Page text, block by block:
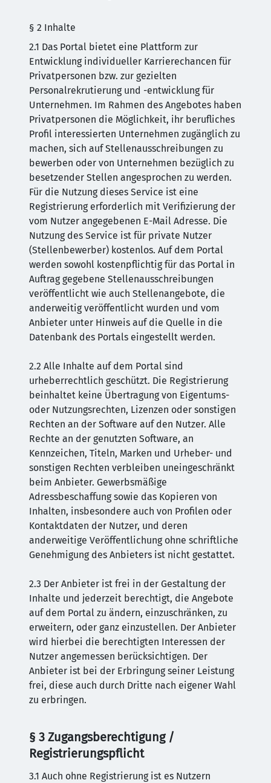
§ 2 Inhalte
2.1 Das Portal bietet eine Plattform zur
Entwicklung individueller Karrierechancen für
Privatpersonen bzw. zur gezielten
Personalrekrutierung und -entwicklung für
Unternehmen. Im Rahmen des Angebotes haben
Privatpersonen die Möglichkeit, ihr berufliches
Profil interessierten Unternehmen zugänglich zu
machen, sich auf Stellenausschreibungen zu
bewerben oder von Unternehmen bezüglich zu
besetzender Stellen angesprochen zu werden.
Für die Nutzung dieses Service ist eine
Registrierung erforderlich mit Verifizierung der
vom Nutzer angegebenen E-Mail Adresse. Die
Nutzung des Service ist für private Nutzer
(Stellenbewerber) kostenlos. Auf dem Portal
werden sowohl kostenpflichtig für das Portal in
Auftrag gegebene Stellenausschreibungen
veröffentlicht wie auch Stellenangebote, die
anderweitig veröffentlicht wurden und vom
Anbieter unter Hinweis auf die Quelle in die
Datenbank des Portals eingestellt werden.
2.2 Alle Inhalte auf dem Portal sind
urheberrechtlich geschützt. Die Registrierung
beinhaltet keine Übertragung von Eigentums-
oder Nutzungsrechten, Lizenzen oder sonstigen
Rechten an der Software auf den Nutzer. Alle
Rechte an der genutzten Software, an
Kennzeichen, Titeln, Marken und Urheber- und
sonstigen Rechten verbleiben uneingeschränkt
beim Anbieter. Gewerbsmäßige
Adressbeschaffung sowie das Kopieren von
Inhalten, insbesondere auch von Profilen oder
Kontaktdaten der Nutzer, und deren
anderweitige Veröffentlichung ohne schriftliche
Genehmigung des Anbieters ist nicht gestattet.
2.3 Der Anbieter ist frei in der Gestaltung der
Inhalte und jederzeit berechtigt, die Angebote
auf dem Portal zu ändern, einzuschränken, zu
erweitern, oder ganz einzustellen. Der Anbieter
wird hierbei die berechtigten Interessen der
Nutzer angemessen berücksichtigen. Der
Anbieter ist bei der Erbringung seiner Leistung
frei, diese auch durch Dritte nach eigener Wahl
zu erbringen.
§ 3 Zugangsberechtigung /
Registrierungspflicht
3.1 Auch ohne Registrierung ist es Nutzern